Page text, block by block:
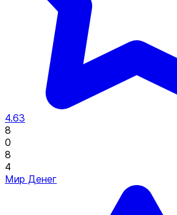
4.63
8
0
8
4
Мир Денег